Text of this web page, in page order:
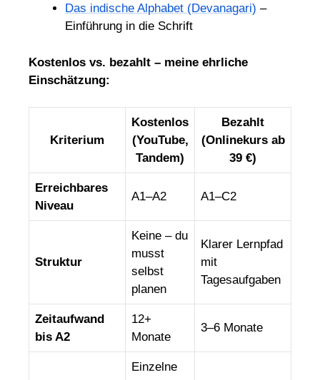
Das indische Alphabet (Devanagari) –
Einführung in die Schrift
Kostenlos vs. bezahlt – meine ehrliche
Einschätzung:
Kriterium
Kostenlos
(YouTube,
Tandem)
Bezahlt
(Onlinekurs ab
39 €)
Erreichbares
Niveau
A1–A2 A1–C2
Struktur
Keine – du
musst
selbst
planen
Klarer Lernpfad
mit
Tagesaufgaben
Zeitaufwand
bis A2
12+
Monate
3–6 Monate
Einzelne